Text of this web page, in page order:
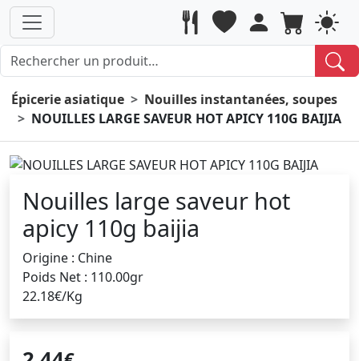
Épicerie asiatique
Nouilles instantanées, soupes
NOUILLES LARGE SAVEUR HOT APICY 110G BAIJIA
Nouilles large saveur hot
apicy 110g baijia
Origine : Chine
Poids Net : 110.00gr
22.18€/Kg